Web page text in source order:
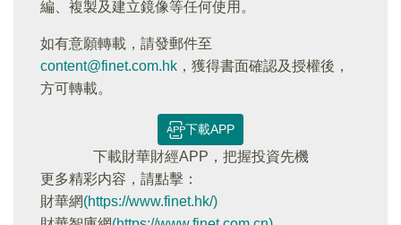
編、複製及建立鏡像等任何使用。
如有意願轉載，請發郵件至
content@finet.com.hk ，獲得書面確認及授權後，
方可轉載。
下載APP
下載財華財經APP，把握投資先機
更多精彩内容，請點擊：
財華網(https://www.finet.hk/)